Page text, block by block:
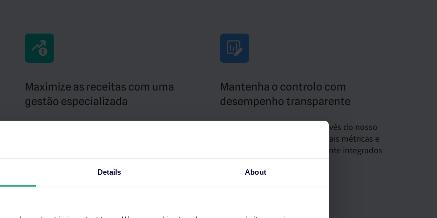
Details About
Maximize as receitas com uma
gestão especializada
Mantenha o controlo com
desempenho transparente
Monitorize o seu sucesso através do nosso
painel simples com as principais métricas e
dados de reservas perfeitamente integrados